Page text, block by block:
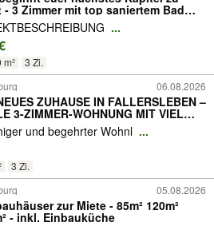
- 3 Zimmer mit top saniertem Bad
...
m² 3 Zi.
06.08.2026
ZUHAUSE IN FALLERSLEBEN –
3-ZIMMER-WOHNUNG MIT VIEL
UND BALKON
und begehrter Wohnl ...
3 Zi.
05.08.2026
zur Miete - 85m² 120m²
- inkl. Einbauküche